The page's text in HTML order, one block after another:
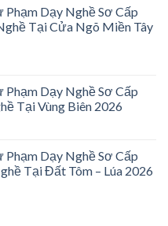
Phạm Dạy Nghề Sơ Cấp
Tại Cửa Ngõ Miền Tây
Phạm Dạy Nghề Sơ Cấp
Tại Vùng Biên 2026
Phạm Dạy Nghề Sơ Cấp
Tại Đất Tôm – Lúa 2026